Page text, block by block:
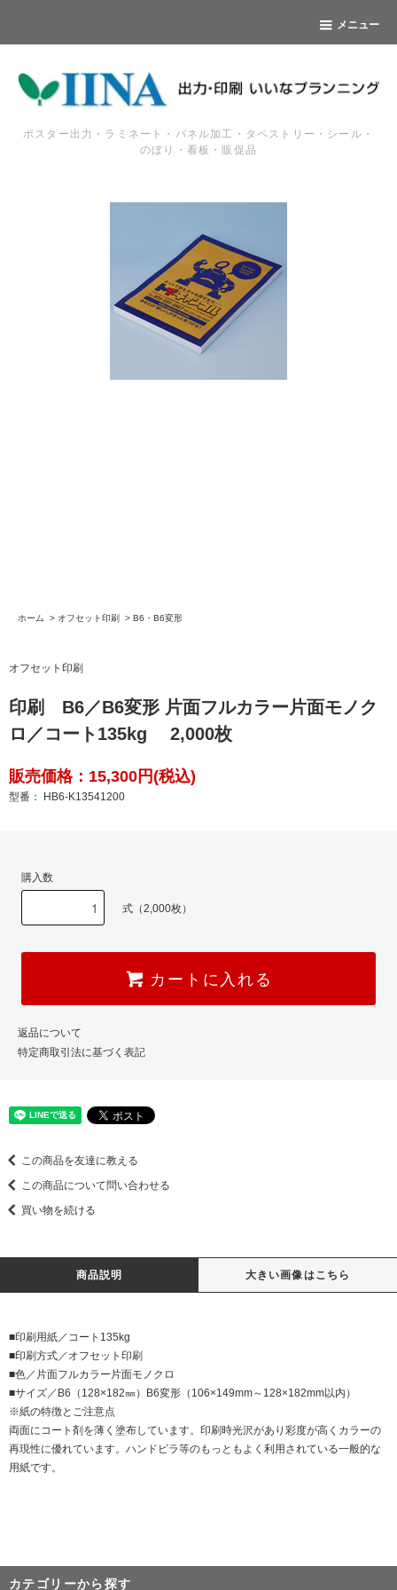
メニュー
ポスター出力・ラミネート・パネル加工・タペストリー・シール・
のぼり・看板・販促品
ホーム > オフセット印刷 > B6・B6変形
オフセット印刷
印刷 B6／B6変形 片面フルカラー片面モノク
ロ／コート135kg 2,000枚
販売価格：15,300円(税込)
型番： HB6-K13541200
購入数
式（2,000枚）
カートに入れる
返品について
特定商取引法に基づく表記
この商品を友達に教える
この商品について問い合わせる
買い物を続ける
商品説明 大きい画像はこちら
■印刷用紙／コート135kg
■印刷方式／オフセット印刷
■色／片面フルカラー片面モノクロ
■サイズ／B6（128×182㎜）B6変形（106×149mm～128×182mm以内）
※紙の特徴とご注意点
両面にコート剤を薄く塗布しています。印刷時光沢があり彩度が高くカラーの
再現性に優れています。ハンドビラ等のもっともよく利用されている一般的な
用紙です。
カテゴリーから探す